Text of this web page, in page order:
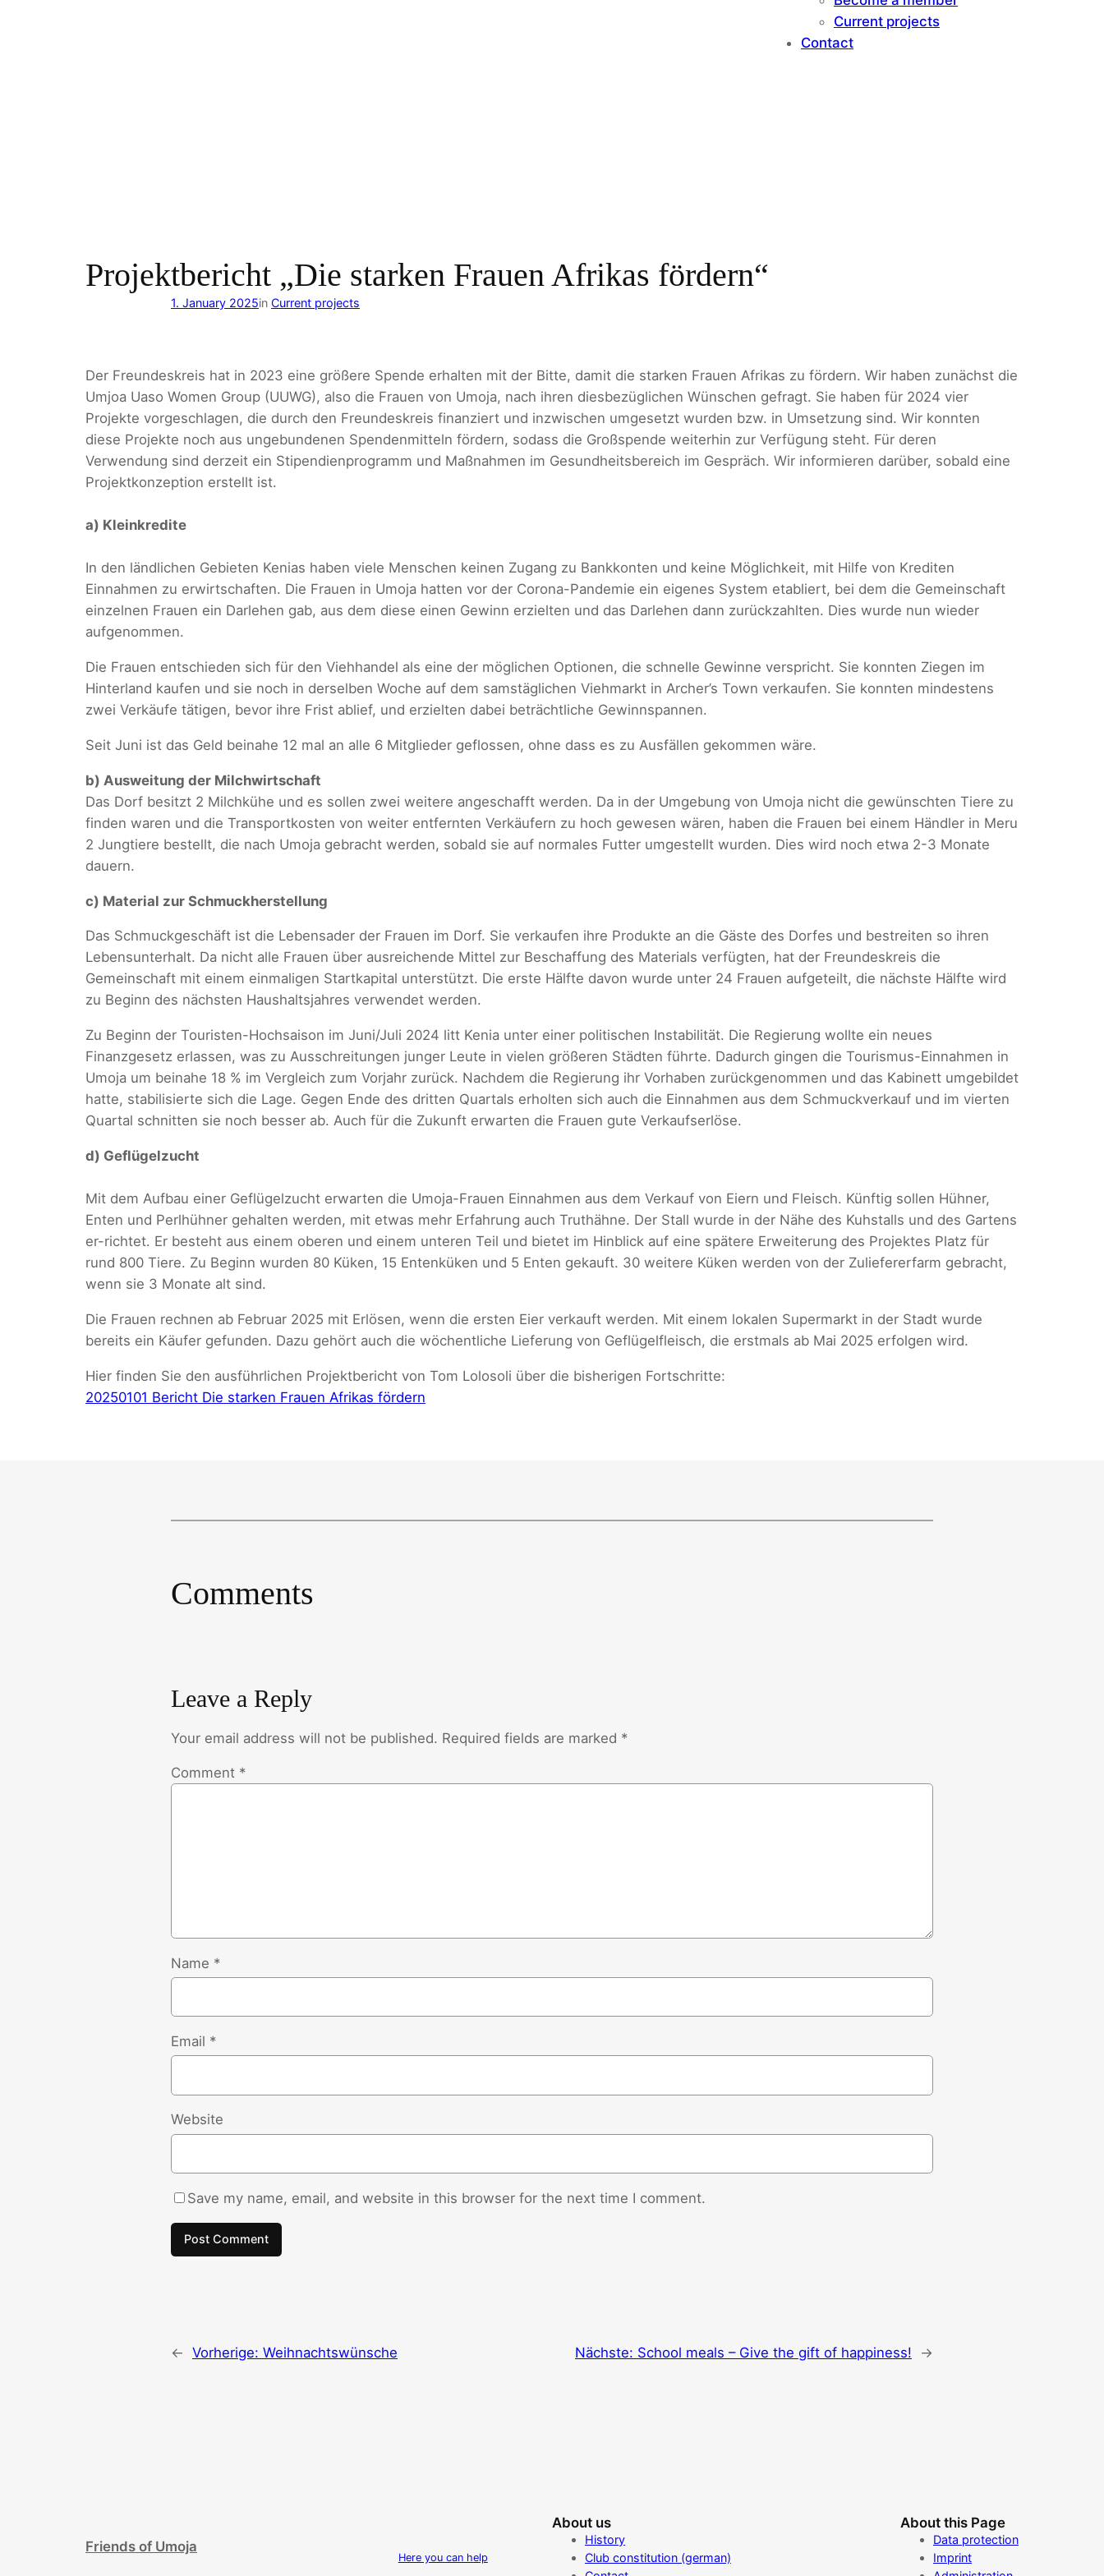
Current projects
Contact
Projektbericht „Die starken Frauen Afrikas fördern“
1. January 2025in Current projects
Der Freundeskreis hat in 2023 eine größere Spende erhalten mit der Bitte, damit die starken Frauen Afrikas zu fördern. Wir haben zunächst die
Umjoa Uaso Women Group (UUWG), also die Frauen von Umoja, nach ihren diesbezüglichen Wünschen gefragt. Sie haben für 2024 vier
Projekte vorgeschlagen, die durch den Freundeskreis finanziert und inzwischen umgesetzt wurden bzw. in Umsetzung sind. Wir konnten
diese Projekte noch aus ungebundenen Spendenmitteln fördern, sodass die Großspende weiterhin zur Verfügung steht. Für deren
Verwendung sind derzeit ein Stipendienprogramm und Maßnahmen im Gesundheitsbereich im Gespräch. Wir informieren darüber, sobald eine
Projektkonzeption erstellt ist.
a) Kleinkredite
In den ländlichen Gebieten Kenias haben viele Menschen keinen Zugang zu Bankkonten und keine Möglichkeit, mit Hilfe von Krediten
Einnahmen zu erwirtschaften. Die Frauen in Umoja hatten vor der Corona-Pandemie ein eigenes System etabliert, bei dem die Gemeinschaft
einzelnen Frauen ein Darlehen gab, aus dem diese einen Gewinn erzielten und das Darlehen dann zurückzahlten. Dies wurde nun wieder
aufgenommen.
Die Frauen entschieden sich für den Viehhandel als eine der möglichen Optionen, die schnelle Gewinne verspricht. Sie konnten Ziegen im
Hinterland kaufen und sie noch in derselben Woche auf dem samstäglichen Viehmarkt in Archer’s Town verkaufen. Sie konnten mindestens
zwei Verkäufe tätigen, bevor ihre Frist ablief, und erzielten dabei beträchtliche Gewinnspannen.
Seit Juni ist das Geld beinahe 12 mal an alle 6 Mitglieder geflossen, ohne dass es zu Ausfällen gekommen wäre.
b) Ausweitung der Milchwirtschaft
Das Dorf besitzt 2 Milchkühe und es sollen zwei weitere angeschafft werden. Da in der Umgebung von Umoja nicht die gewünschten Tiere zu
finden waren und die Transportkosten von weiter entfernten Verkäufern zu hoch gewesen wären, haben die Frauen bei einem Händler in Meru
2 Jungtiere bestellt, die nach Umoja gebracht werden, sobald sie auf normales Futter umgestellt wurden. Dies wird noch etwa 2-3 Monate
dauern.
c) Material zur Schmuckherstellung
Das Schmuckgeschäft ist die Lebensader der Frauen im Dorf. Sie verkaufen ihre Produkte an die Gäste des Dorfes und bestreiten so ihren
Lebensunterhalt. Da nicht alle Frauen über ausreichende Mittel zur Beschaffung des Materials verfügten, hat der Freundeskreis die
Gemeinschaft mit einem einmaligen Startkapital unterstützt. Die erste Hälfte davon wurde unter 24 Frauen aufgeteilt, die nächste Hälfte wird
zu Beginn des nächsten Haushaltsjahres verwendet werden.
Zu Beginn der Touristen-Hochsaison im Juni/Juli 2024 litt Kenia unter einer politischen Instabilität. Die Regierung wollte ein neues
Finanzgesetz erlassen, was zu Ausschreitungen junger Leute in vielen größeren Städten führte. Dadurch gingen die Tourismus-Einnahmen in
Umoja um beinahe 18 % im Vergleich zum Vorjahr zurück. Nachdem die Regierung ihr Vorhaben zurückgenommen und das Kabinett umgebildet
hatte, stabilisierte sich die Lage. Gegen Ende des dritten Quartals erholten sich auch die Einnahmen aus dem Schmuckverkauf und im vierten
Quartal schnitten sie noch besser ab. Auch für die Zukunft erwarten die Frauen gute Verkaufserlöse.
d) Geflügelzucht
Mit dem Aufbau einer Geflügelzucht erwarten die Umoja-Frauen Einnahmen aus dem Verkauf von Eiern und Fleisch. Künftig sollen Hühner,
Enten und Perlhühner gehalten werden, mit etwas mehr Erfahrung auch Truthähne. Der Stall wurde in der Nähe des Kuhstalls und des Gartens
er-richtet. Er besteht aus einem oberen und einem unteren Teil und bietet im Hinblick auf eine spätere Erweiterung des Projektes Platz für
rund 800 Tiere. Zu Beginn wurden 80 Küken, 15 Entenküken und 5 Enten gekauft. 30 weitere Küken werden von der Zuliefererfarm gebracht,
wenn sie 3 Monate alt sind.
Die Frauen rechnen ab Februar 2025 mit Erlösen, wenn die ersten Eier verkauft werden. Mit einem lokalen Supermarkt in der Stadt wurde
bereits ein Käufer gefunden. Dazu gehört auch die wöchentliche Lieferung von Geflügelfleisch, die erstmals ab Mai 2025 erfolgen wird.
Hier finden Sie den ausführlichen Projektbericht von Tom Lolosoli über die bisherigen Fortschritte:
20250101 Bericht Die starken Frauen Afrikas fördern
Comments
Leave a Reply
Your email address will not be published. Required fields are marked *
Comment *
Name *
Email *
Website
Save my name, email, and website in this browser for the next time I comment.
← Vorherige: Weihnachtswünsche Nächste: School meals – Give the gift of happiness! →
Friends of Umoja
Here you can help
About us
History
Club constitution (german)
About this Page
Data protection
Imprint